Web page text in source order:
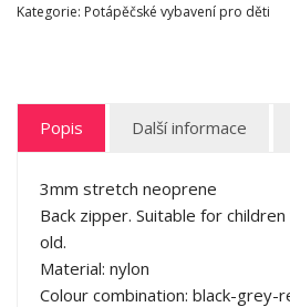
Kategorie: Potápěčské vybavení pro děti
Popis Další informace
3mm stretch neoprene
Back zipper. Suitable for
old.
Material: nylon
Colour combination: black-grey-